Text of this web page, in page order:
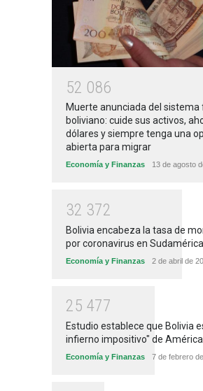
52 086
Muerte anunciada del sistema
boliviano: cuide sus activos,
dólares y siempre tenga una
abierta para migrar
Economía y Finanzas 13 de agosto
32 372
Bolivia encabeza la tasa de
por coronavirus en Sudamérica
Economía y Finanzas 2 de abril de
25 477
Estudio establece que Bolivia
infierno impositivo" de
Economía y Finanzas 7 de febrero